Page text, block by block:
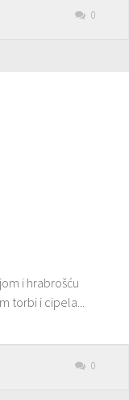
0
i hrabrošću
torbi i cipela...
0